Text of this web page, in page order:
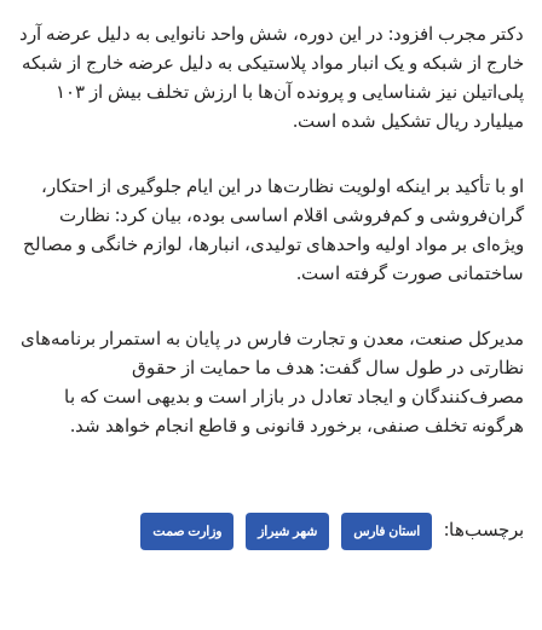
دکتر مجرب افزود: در این دوره، شش واحد نانوایی به دلیل عرضه آرد
خارج از شبکه و یک انبار مواد پلاستیکی به دلیل عرضه خارج از شبکه
پلی‌اتیلن نیز شناسایی و پرونده آن‌ها با ارزش تخلف بیش از ۱۰۳
میلیارد ریال تشکیل شده است.
او با تأکید بر اینکه اولویت نظارت‌ها در این ایام جلوگیری از احتکار،
گران‌فروشی و کم‌فروشی اقلام اساسی بوده، بیان کرد: نظارت
ویژه‌ای بر مواد اولیه واحدهای تولیدی، انبارها، لوازم خانگی و مصالح
ساختمانی صورت گرفته است.
مدیرکل صنعت، معدن و تجارت فارس در پایان به استمرار برنامه‌های
نظارتی در طول سال گفت: هدف ما حمایت از حقوق
مصرف‌کنندگان و ایجاد تعادل در بازار است و بدیهی است که با
هرگونه تخلف صنفی، برخورد قانونی و قاطع انجام خواهد شد.
برچسب‌ها: استان فارس شهر شیراز وزارت صمت